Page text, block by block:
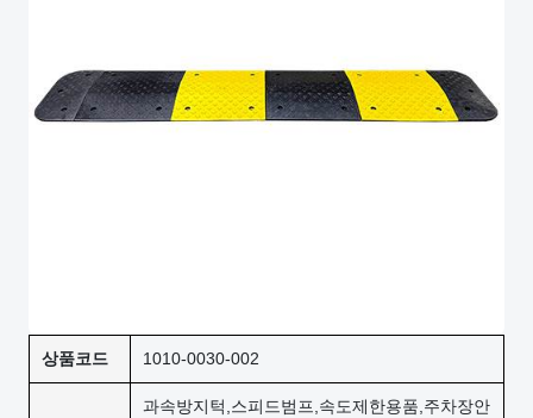
상품코드 1010-0030-002
과속방지턱,스피드범프,속도제한용품,주차장안